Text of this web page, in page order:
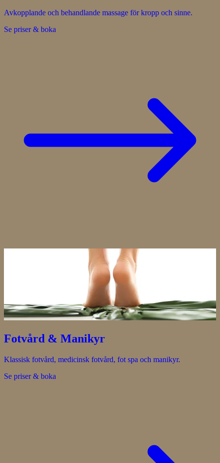
Avkopplande och behandlande massage för kropp och sinne.
Se priser & boka
Fotvård & Manikyr
Klassisk fotvård, medicinsk fotvård, fot spa och manikyr.
Se priser & boka